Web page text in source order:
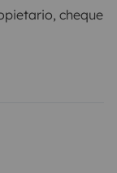
cheque